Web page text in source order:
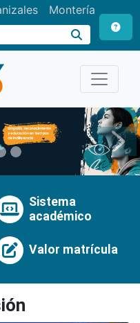
Montería
Sistema
académico
Valor matrícula